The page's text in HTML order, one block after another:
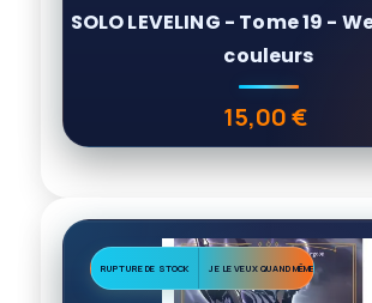
SOLO LEVELING - Tome 19 -
couleurs
Prix
15,00 €
RUPTURE DE STOCK JE LE VEUX QUAND MÊME